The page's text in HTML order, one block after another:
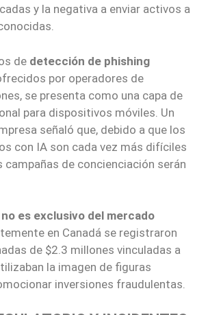
y la negativa a enviar activos a
de detección de phishing
por operadores de
se presenta como una capa de
para dispositivos móviles. Un
señaló que, debido a que los
con IA son cada vez más difíciles
campañas de concienciación serán
es exclusivo del mercado
en Canadá se registraron
de $2.3 millones vinculadas a
la imagen de figuras
inversiones fraudulentas.